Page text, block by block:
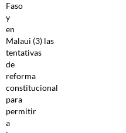
Faso
y
en
Malaui (3) las
tentativas
de
reforma
constitucional
para
permitir
a